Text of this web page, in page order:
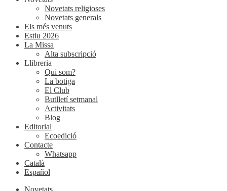
Novetats religioses
Novetats generals
Els més venuts
Estiu 2026
La Missa
Alta subscripció
Llibreria
Qui som?
La botiga
El Club
Butlletí setmanal
Activitats
Blog
Editorial
Ecoedició
Contacte
Whatsapp
Català
Español
Novetats